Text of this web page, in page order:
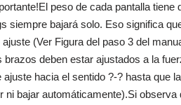
peso de cada pantalla
siempre bajará solo. Eso significa
(Ver Figura del paso 3 del
deben estar ajustados a la
hacia el sentido ?-? hasta
bajar automáticamente).Si